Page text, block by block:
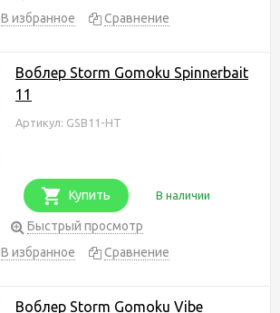
В избранное
Сравнение
Воблер Storm Gomoku Spinnerbait
11
Артикул: GSB11-HT
Купить В наличии
Быстрый просмотр
В избранное
Сравнение
Воблер Storm Gomoku Vibe